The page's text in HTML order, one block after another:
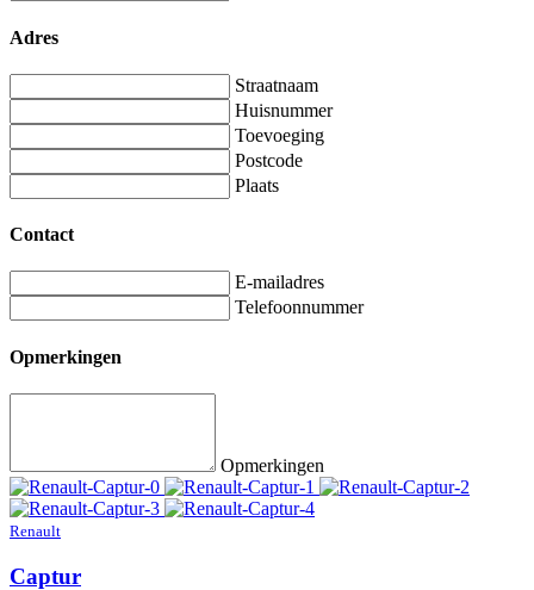
Adres
Straatnaam
Huisnummer
Toevoeging
Postcode
Plaats
Contact
E-mailadres
Telefoonnummer
Opmerkingen
Opmerkingen
Renault
Captur